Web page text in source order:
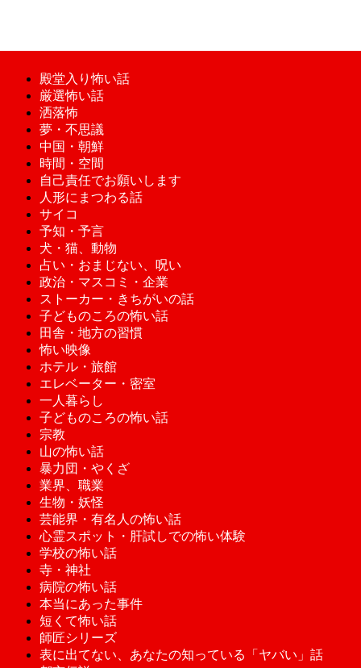
殿堂入り怖い話
厳選怖い話
洒落怖
夢・不思議
中国・朝鮮
時間・空間
自己責任でお願いします
人形にまつわる話
サイコ
予知・予言
犬・猫、動物
占い・おまじない、呪い
政治・マスコミ・企業
ストーカー・きちがいの話
子どものころの怖い話
田舎・地方の習慣
怖い映像
ホテル・旅館
エレベーター・密室
一人暮らし
子どものころの怖い話
宗教
山の怖い話
暴力団・やくざ
業界、職業
生物・妖怪
芸能界・有名人の怖い話
心霊スポット・肝試しでの怖い体験
学校の怖い話
寺・神社
病院の怖い話
本当にあった事件
短くて怖い話
師匠シリーズ
表に出てない、あなたの知っている「ヤバい」話